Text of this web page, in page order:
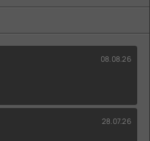
08.08.26
28.07.26